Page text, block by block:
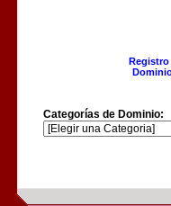
Categorías de Dominio: